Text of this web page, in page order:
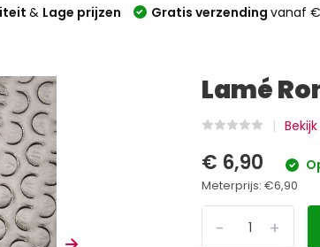
& Lage prijzen Gratis verzending vanaf
Lamé
€ 6,90
Meterprijs:€6,90
+
-